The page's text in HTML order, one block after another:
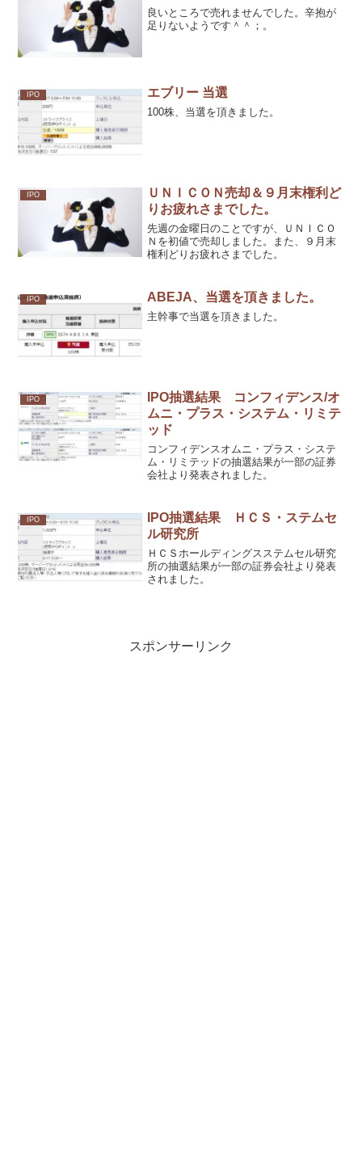
良いところで売れませんでした。辛抱が
足りないようです＾＾；。
IPO エブリー 当選
100株、当選を頂きました。
IPO
ＵＮＩＣＯＮ売却＆９月末権利ど
りお疲れさまでした。
先週の金曜日のことですが、ＵＮＩＣＯ
Ｎを初値で売却しました。また、９月末
権利どりお疲れさまでした。
IPO ABEJA、当選を頂きました。
主幹事で当選を頂きました。
IPO
IPO抽選結果 コンフィデンス/オ
ムニ・プラス・システム・リミテ
ッド
コンフィデンスオムニ・プラス・システ
ム・リミテッドの抽選結果が一部の証券
会社より発表されました。
IPO
IPO抽選結果 ＨＣＳ・ステムセ
ル研究所
ＨＣＳホールディングスステムセル研究
所の抽選結果が一部の証券会社より発表
されました。
スポンサーリンク